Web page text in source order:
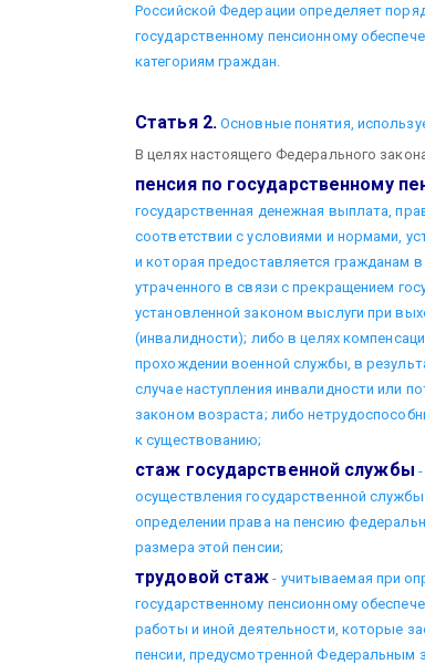
Российской Федерации определяет
государственному пенсионному
категориям граждан.
Статья 2. Основные понятия,
В целях настоящего Федерального
пенсия по государственному
государственная денежная выплата,
соответствии с условиями и нормами,
и которая предоставляется гражданам
утраченного в связи с прекращением
установленной законом выслуги при
(инвалидности); либо в целях
прохождении военной службы, в
случае наступления инвалидности или
законом возраста; либо
к существованию;
стаж государственной службы
осуществления государственной
определении права на пенсию
размера этой пенсии;
трудовой стаж - учитываемая при
государственному пенсионному
работы и иной деятельности, которые
пенсии, предусмотренной Федеральным